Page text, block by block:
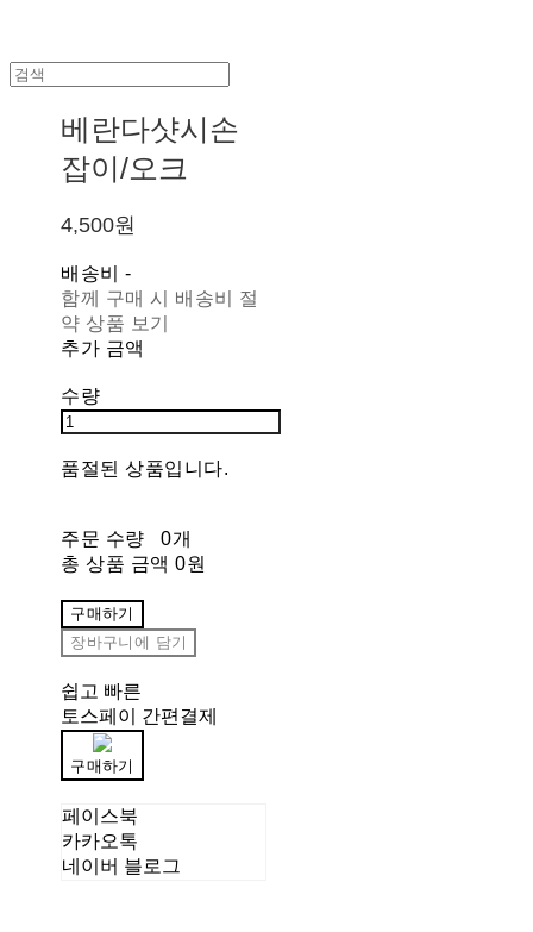
베란다샷시손
잡이/오크
4,500원
배송비-
함께 구매 시 배송비 절
약 상품 보기
추가 금액
수량
품절된 상품입니다.
주문 수량
0개
총 상품 금액 0원
구매하기
장바구니에 담기
쉽고 빠른
토스페이 간편결제
구매하기
페이스북
카카오톡
네이버 블로그